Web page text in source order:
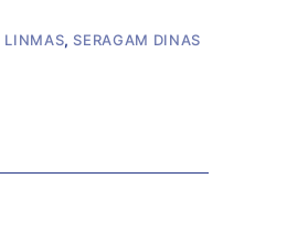
LINMAS, SERAGAM DINAS